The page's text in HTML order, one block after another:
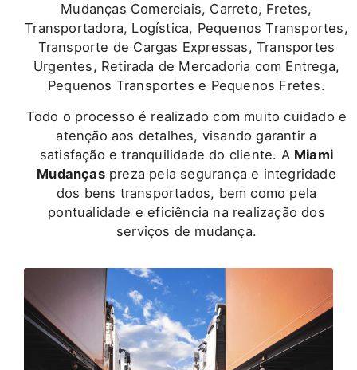
Mudanças Comerciais, Carreto, Fretes,
Transportadora, Logística, Pequenos Transportes,
Transporte de Cargas Expressas, Transportes
Urgentes, Retirada de Mercadoria com Entrega,
Pequenos Transportes e Pequenos Fretes.
Todo o processo é realizado com muito cuidado e
atenção aos detalhes, visando garantir a
satisfação e tranquilidade do cliente. A Miami
Mudançaspreza pela segurança e integridade
dos bens transportados, bem como pela
pontualidade e eficiência na realização dos
serviços de mudança.